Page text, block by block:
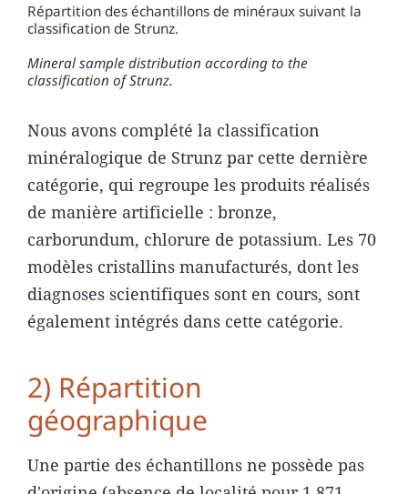
Répartition des échantillons de minéraux suivant la
classification de Strunz.
Mineral sample distribution according to the
classification of Strunz.
Nous avons complété la classification
minéralogique de Strunz par cette dernière
catégorie, qui regroupe les produits réalisés
de manière artificielle : bronze,
carborundum, chlorure de potassium. Les 70
modèles cristallins manufacturés, dont les
diagnoses scientifiques sont en cours, sont
également intégrés dans cette catégorie.
2) Répartition
géographique
Une partie des échantillons ne possède pas